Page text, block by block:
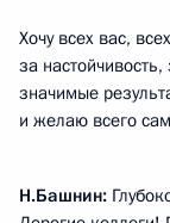
Хочу всех вас,
за
значимые
и желаю всего
Н.Башнин: